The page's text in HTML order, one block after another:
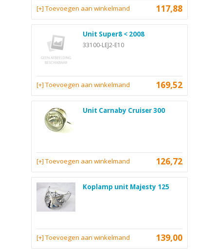
117,88
[+] Toevoegen aan winkelmand
Unit Super8 < 2008
33100-LEJ2-E10
169,52
[+] Toevoegen aan winkelmand
Unit Carnaby Cruiser 300
126,72
[+] Toevoegen aan winkelmand
Koplamp unit Majesty 125
139,00
[+] Toevoegen aan winkelmand